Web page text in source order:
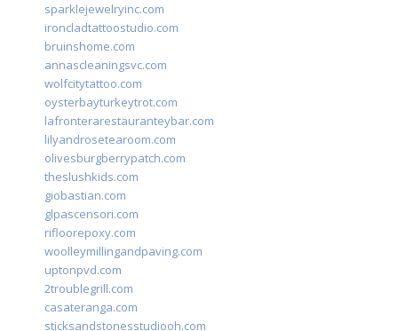
sparklejewelryinc.com
ironcladtattoostudio.com
bruinshome.com
annascleaningsvc.com
wolfcitytattoo.com
oysterbayturkeytrot.com
lafronterarestauranteybar.com
lilyandrosetearoom.com
olivesburgberrypatch.com
theslushkids.com
giobastian.com
glpascensori.com
rifloorepoxy.com
woolleymillingandpaving.com
uptonpvd.com
2troublegrill.com
casateranga.com
sticksandstonesstudiooh.com